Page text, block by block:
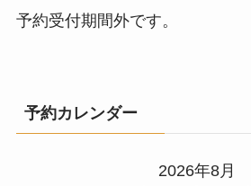
予約受付期間外です。
予約カレンダー
2026年8月